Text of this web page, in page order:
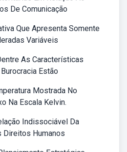
De Comunicação
Que Apresenta Somente
Variáveis
As Características
Estão
Mostrada No
Na Escala Kelvin.
Indissociável Da
Direitos Humanos